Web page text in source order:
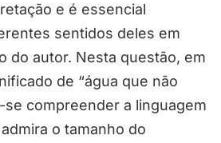
e é essencial
sentidos deles em
do autor. Nesta questão, em
de “água que não
se compreender a linguagem
o tamanho do